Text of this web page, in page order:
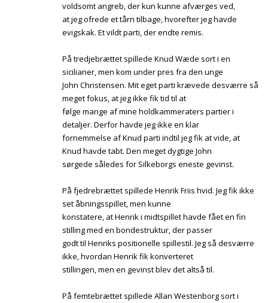
voldsomt angreb, der kun kunne afværges ved,
at jeg ofrede et tårn tilbage, hvorefter jeg havde
evigskak. Et vildt parti, der endte remis.
På tredjebrættet spillede Knud Wæde sort i en
sicilianer, men kom under pres fra den unge
John Christensen. Mit eget parti krævede desværre så
meget fokus, at jeg ikke fik tid til at
følge mange af mine holdkammeraters partier i
detaljer. Derfor havde jeg ikke en klar
fornemmelse af Knud parti indtil jeg fik at vide, at
Knud havde tabt. Den meget dygtige John
sørgede således for Silkeborgs eneste gevinst.
På fjedrebrættet spillede Henrik Friis hvid. Jeg fik ikke
set åbningsspillet, men kunne
konstatere, at Henrik i midtspillet havde fået en fin
stilling med en bondestruktur, der passer
godt til Henriks positionelle spillestil. Jeg så desværre
ikke, hvordan Henrik fik konverteret
stillingen, men en gevinst blev det altså til.
På femtebrættet spillede Allan Westenborg sort i